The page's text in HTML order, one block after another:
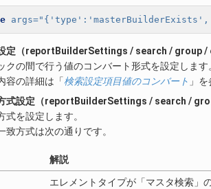
args="{'type':'masterBuilderExists',
定（reportBuilderSettings / search / group /
クの間で行う値のコンバート形式を設定します
容の詳細は「検索設定項目値のコンバート 」
式設定（reportBuilderSettings / search /
式を設定します。
致方式は次の通りです。
解説
エレメントタイプが「マスタ検索」